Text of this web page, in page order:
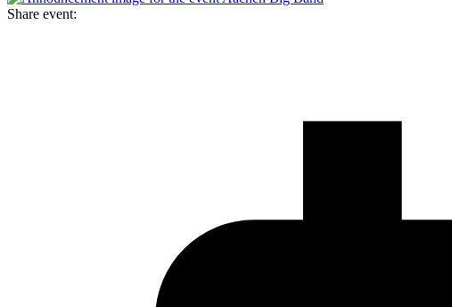
Share event: